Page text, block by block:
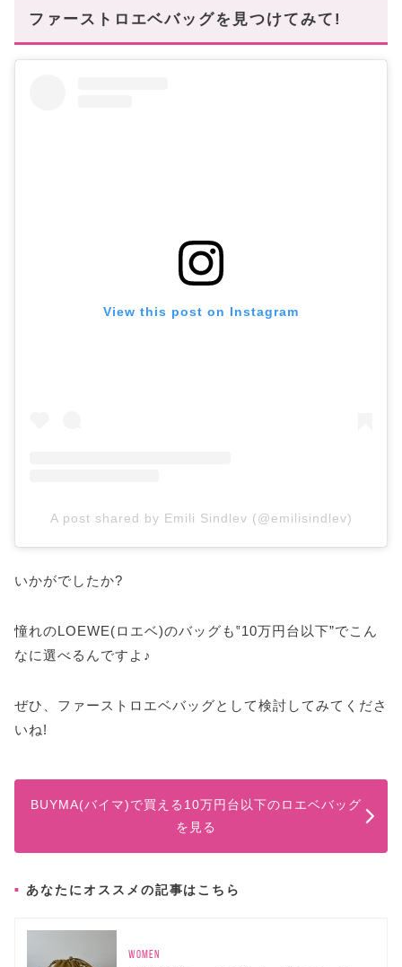
ファーストロエベバッグを見つけてみて!
View this post on Instagram
A post shared by Emili Sindlev (@emilisindlev)
いかがでしたか?
憧れのLOEWE(ロエベ)のバッグも‟10万円台以下”でこん
なに選べるんですよ♪
ぜひ、ファーストロエベバッグとして検討してみてくださ
いね!
BUYMA(バイマ)で買える10万円台以下のロエベバッグ
を見る
あなたにオススメの記事はこちら
WOMEN